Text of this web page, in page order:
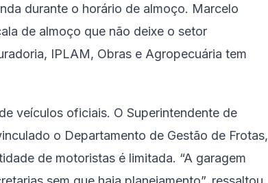
durante o horário de almoço. Marcelo
de almoço que não deixe o setor
IPLAM, Obras e Agropecuária tem
veículos oficiais. O Superintendente de
o Departamento de Gestão de Frotas,
de motoristas é limitada. “A garagem